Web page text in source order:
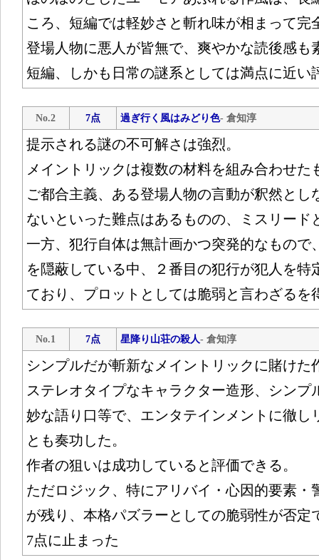
ころ、短編では軽妙さと斬れ味が相まって完
登場人物に悪人が皆無で、爽やかな読後感も
短編、しかも日常の謎系としては満点に近い
No.2 7点 過ぎ行く風はみどり色- 倉知淳
提示される謎の不可解さは強烈。
メイントリックは複数の材料を組み合わせた
ご都合主義、ある登場人物の言動が釈然とし
ないといった難点はあるものの、ミスリード
一方、犯行自体は無計画かつ突発的なもので
を隠蔽している中、２番目の犯行が犯人を特
ており、プロットとしては脆弱と言わざるを
No.1 7点 星降り山荘の殺人- 倉知淳
シンプルだが斬新なメイントリックに賭けた
ステレオタイプなキャラクター造形、シンプ
妙な語り口等で、エンタテインメントに徹し
とも奏功した。
作者の狙いは成功していると評価できる。
ただロジック、特にアリバイ・心因的要素・
が残り、本格パズラーとしての脆弱性が否定
7点に止まった